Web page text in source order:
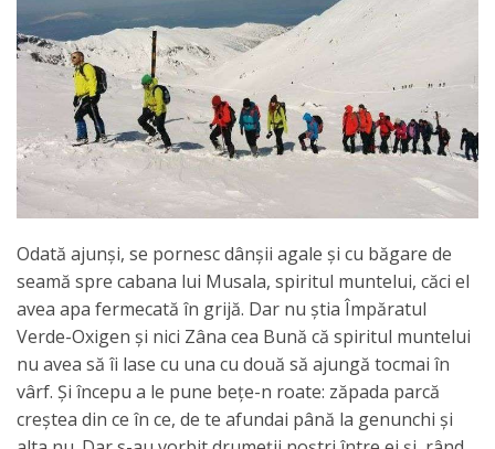
Odată ajunşi, se pornesc dânşii agale şi cu băgare de
seamă spre cabana lui Musala, spiritul muntelui, căci el
avea apa fermecată în grijă. Dar nu ştia Împăratul
Verde-Oxigen şi nici Zâna cea Bună că spiritul muntelui
nu avea să îi lase cu una cu două să ajungă tocmai în
vârf. Şi începu a le pune beţe-n roate: zăpada parcă
creştea din ce în ce, de te afundai până la genunchi şi